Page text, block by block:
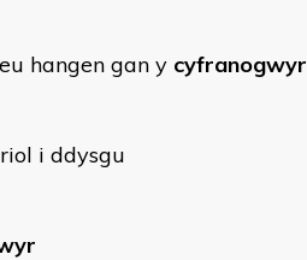
hangen gan y cyfranogwyr
i ddysgu